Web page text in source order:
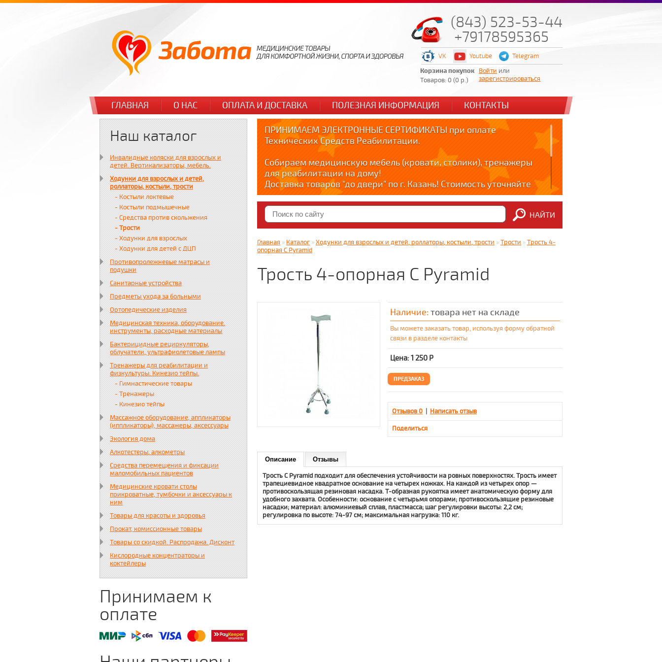
(843) 523-53-44
+79178595365
VK Youtube
Telegram
Корзина покупок
Товаров: 0 (0 р.)
Войти или
зарегистрироваться
ГЛАВНАЯ О НАС ОПЛАТА И ДОСТАВКА ПОЛЕЗНАЯ ИНФОРМАЦИЯ КОНТАКТЫ
Наш каталог
Инвалидные коляски для взрослых и
детей. Вертикализаторы, мебель.
Ходунки для взрослых и детей,
роллаторы, костыли, трости
- Костыли локтевые
- Костыли подмышечные
- Средства против скольжения
- Трости
- Ходунки для взрослых
- Ходунки для детей с ДЦП
Противопролежневые матрасы и
подушки
Санитарные устройства
Предметы ухода за больными
Ортопедические изделия
Медицинская техника, оборудование.
инструменты, расходные материалы
Бактерицидные рециркуляторы,
облучатели, ультрафиолетовые лампы
Тренажеры для реабилитации и
физкультуры. Кинезио тейпы.
- Гимнастические товары
- Тренажеры
- Кинезио тейпы
Массажное оборудование, аппликаторы
(иппликаторы), массажеры, аксессуары
Экология дома
Алкотестеры, алкометры
Средства перемещения и фиксации
маломобильных пациентов
Медицинские кровати столы
прикроватные, тумбочки и аксессуары к
ним
Товары для красоты и здоровья
Прокат, комиссионные товары
Товары со скидкой. Распродажа. Дисконт
Кислородные концентраторы и
коктейлеры
Принимаем к
оплате
ПРИНИМАЕМ ЭЛЕКТРОННЫЕ СЕРТИФИКАТЫ при оплате
Технических Средств Реабилитации.
Собираем медицинскую мебель (кровати, столики), тренажеры
для реабилитации на дому!
Доставка товаров "до двери" по г. Казань! Стоимость уточняйте
по тел. +79178595365
Краткие видео обзоры медицинских товаров!!!
YOUTUBE: youtube.com/@zabota16 ; Теlegram: t.me/zabota16 ;
Яндекс. Дзен: dzen.ru/zabota16 ; RUTUBE: Медицинский магазин
zabota16.ru
Всегда на связи !!! (Wats App)+79178595365.
НАЙТИ
Главная » Каталог »Ходунки для взрослых и детей, роллаторы, костыли, трости »Трости »Трость 4-
опорная С Pyramid
Трость 4-опорная С Pyramid
Наличие: товара нет на складе
Вы можете заказать товар, используя форму обратной
связи в разделе контакты
Цена: 1 250 Р
ПРЕДЗАКАЗ
Отзывов 0 Написать отзыв
Поделиться
Описание Отзывы
Трость C Pyramid подходит для обеспечения устойчивости на ровных поверхностях. Трость имеет
трапециевидное квадратное основание на четырех ножках. На каждой из четырех опор —
противоскользящая резиновая насадка. Т-образная рукоятка имеет анатомическую форму для
удобного захвата. Особенности: основание с четырьмя опорами; противоскользящие резиновые
насадки; материал: алюминиевый сплав, пластмасса; шаг регулировки высоты: 2,2 см;
регулировка по высоте: 74-97 см; максимальная нагрузка: 110 кг.